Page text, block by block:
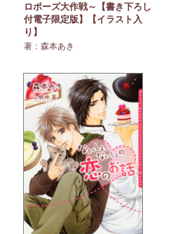
ロポーズ大作戦～【書き下ろし
付電子限定版】【イラスト入
り】
著：森本あき